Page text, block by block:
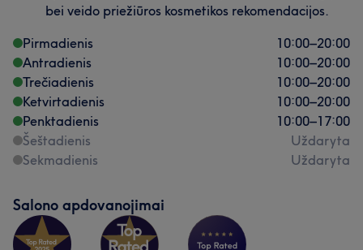
bei veido priežiūros kosmetikos rekomendacijos.
Pirmadienis
10:00–20:00
Antradienis
10:00–20:00
Trečiadienis
10:00–20:00
Ketvirtadienis
10:00–20:00
Penktadienis
10:00–17:00
Šeštadienis
Uždaryta
Sekmadienis
Uždaryta
Salono apdovanojimai